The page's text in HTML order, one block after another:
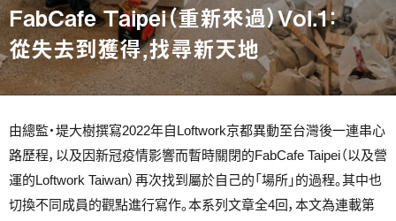
FabCafe Taipei（重新來過）Vol.1：
從失去到獲得，找尋新天地
由總監・堤大樹撰寫2022年自Loftwork京都異動至台灣後一連串心
路歷程，以及因新冠疫情影響而暫時關閉的FabCafe Taipei（以及營
運的Loftwork Taiwan）再次找到屬於自己的「場所」的過程。其中也
切換不同成員的觀點進行寫作。本系列文章全4回，本文為連載第